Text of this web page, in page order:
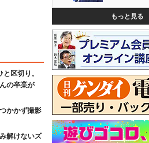
区切り。
の卒業が
かかず撮影
解けないズ
もっと見る